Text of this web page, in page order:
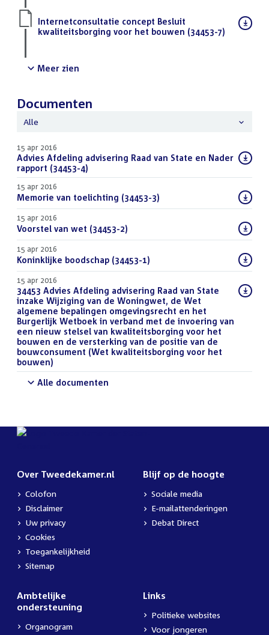
Download
bestand:
Internetconsultatie concept Besluit
kwaliteitsborging voor het bouwen (34453-7) (PDF)
Meer zien
Documenten
Alle
15 apr 2016
Download
bestand:
Advies Afdeling advisering Raad van State en Nader
rapport (34453-4)
15 apr 2016
Download
bestand:
Memorie van toelichting (34453-3)
15 apr 2016
Download
bestand:
Voorstel van wet (34453-2)
15 apr 2016
Download
bestand:
Koninklijke boodschap (34453-1)
15 apr 2016
Download
bestand:
34453 Advies Afdeling advisering Raad van State
inzake Wijziging van de Woningwet, de Wet
algemene bepalingen omgevingsrecht en het
Burgerlijk Wetboek in verband met de invoering van
een nieuw stelsel van kwaliteitsborging voor het
bouwen en de versterking van de positie van de
bouwconsument (Wet kwaliteitsborging voor het
bouwen)
Alle documenten
Over Tweedekamer.nl
Colofon
Disclaimer
Uw privacy
Cookies
Toegankelijkheid
Sitemap
Blijf op de hoogte
Sociale media
E-mailattenderingen
Debat Direct
Ambtelijke
ondersteuning
Organogram
Links
Politieke websites
Voor jongeren